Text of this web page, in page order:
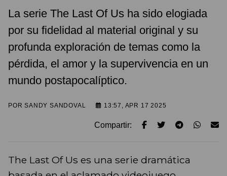
La serie The Last Of Us ha sido elogiada
por su fidelidad al material original y su
profunda exploración de temas como la
pérdida, el amor y la supervivencia en un
mundo postapocalíptico.
PORSANDY SANDOVAL 13:57, APR 17 2025
Compartir:
​The Last Of Us es una serie dramática